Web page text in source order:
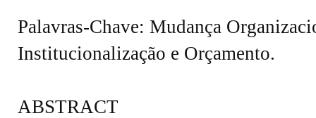
Palavras-Chave: Mudança
Institucionalização e Orçamento.
ABSTRACT